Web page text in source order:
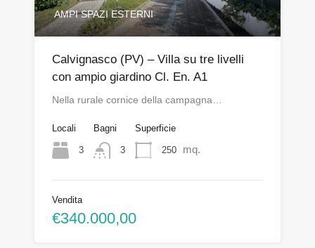
AMPI SPAZI ESTERNI
Calvignasco (PV) – Villa su tre livelli
con ampio giardino Cl. En. A1
Nella rurale cornice della campagna…
Locali
3
Bagni
3
Superficie
250 mq.
Vendita
€340.000,00